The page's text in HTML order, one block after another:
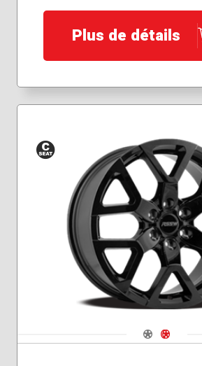
Plus de détails
Siège
conique
Navigate 1
Navigate 2